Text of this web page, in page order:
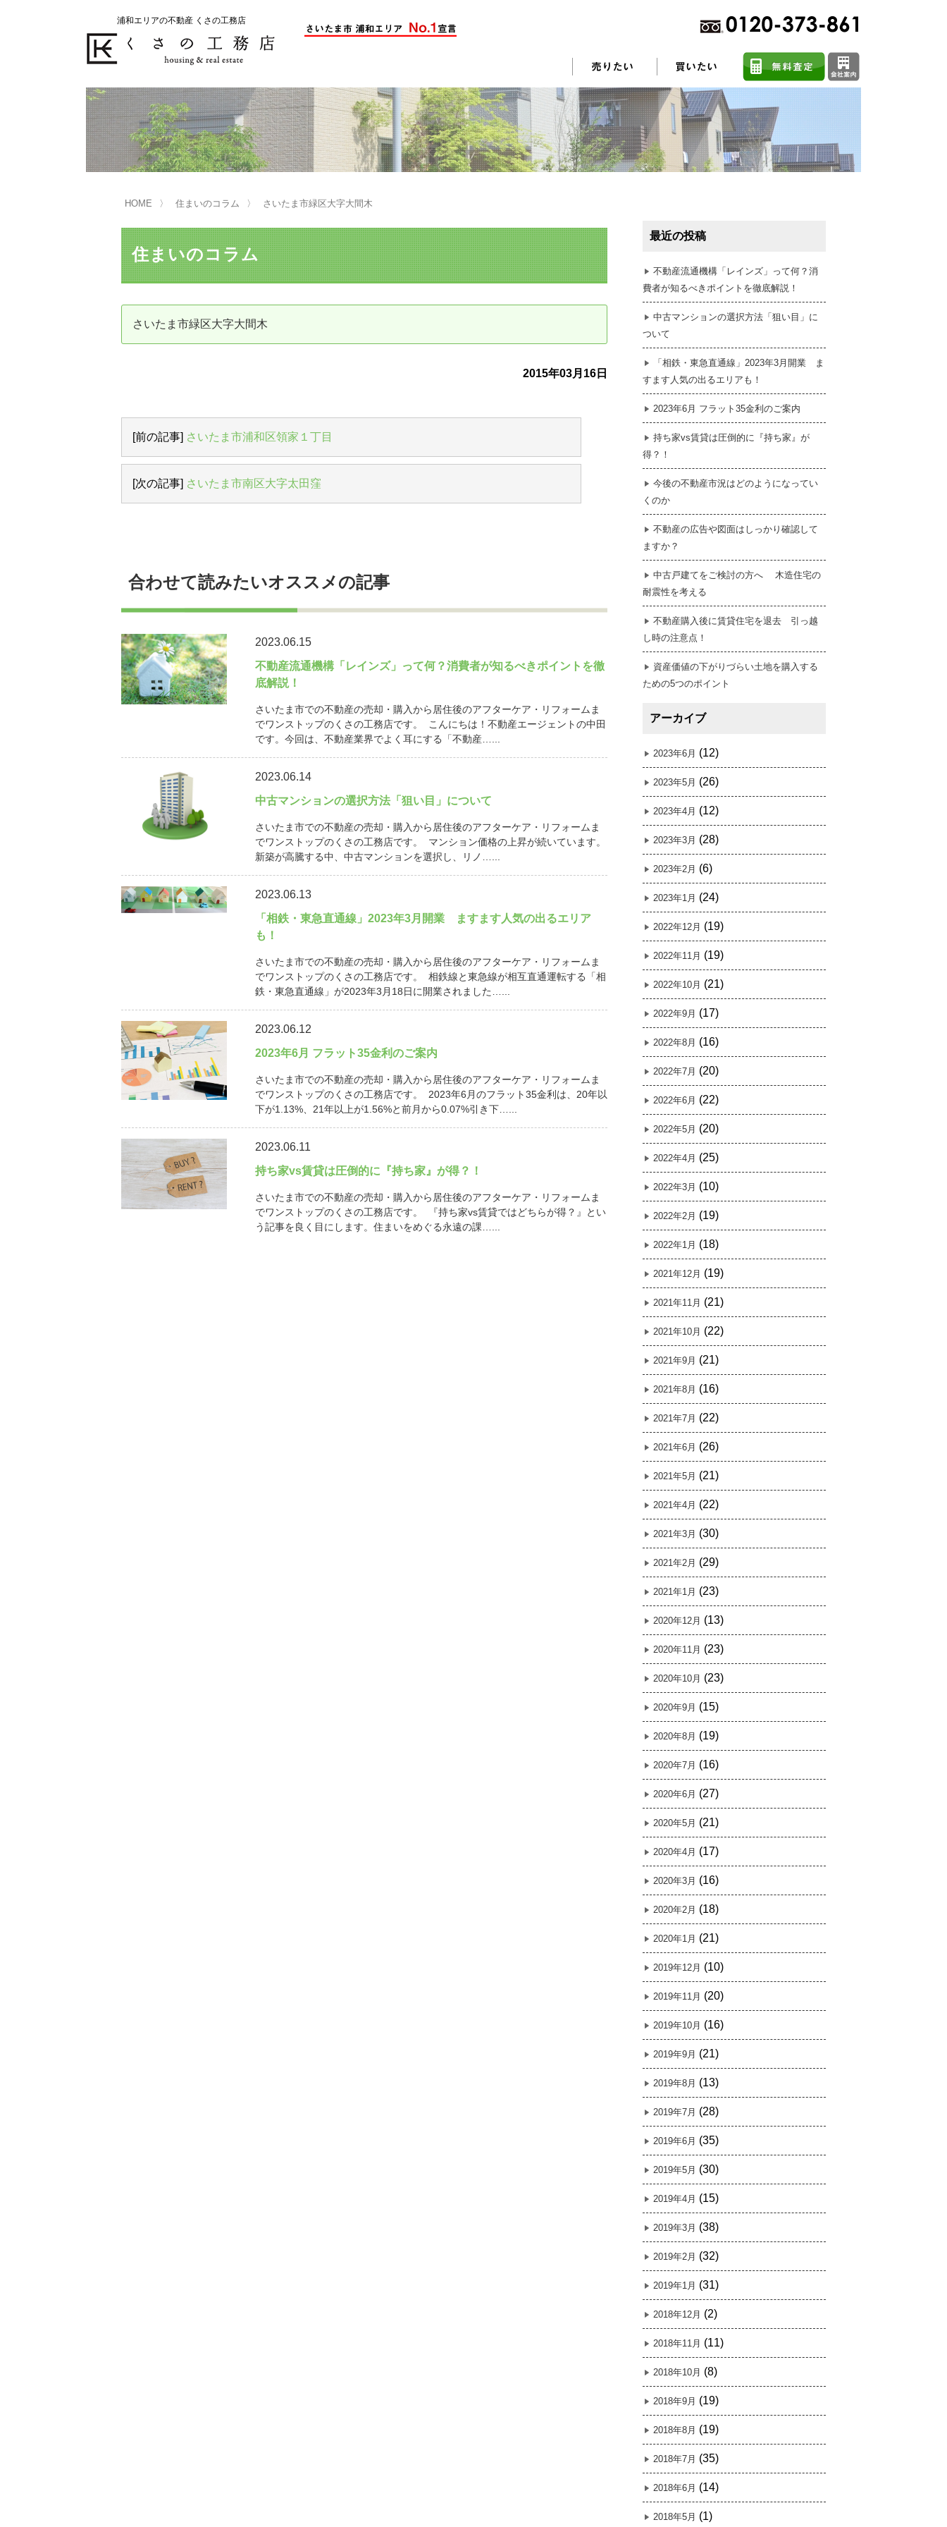
浦和エリアの不動産 くさの工務店
不動産の売却をお考えのお客様
くさの工務店が選ばれる理由 売却活動 売却されたお客様の声 不動産売却に関するよくある質問
買い替えサポート はじめての売却 不動産売却成功のコツ 任意売却
不動産の相続 売却前の修繕・リフォーム
売却の流れ（手順）
売買契約のご締結
不動産の購入をお考えのお客様
くさの工務店が選ばれる理由 購入されたお客様の声 不動産購入に関するよくある質問
住宅ローン控除・消費税について
リニュアル仲介とは
資産価値の減りにくい住宅購入 中古だから安心して購入できる仕組み リニュアル仲介で実現する豊かな暮らし はじめての物件探し
HOME 住まいのコラム さいたま市緑区大字大間木
住まいのコラム
さいたま市緑区大字大間木
2015年03月16日
[前の記事] さいたま市浦和区領家１丁目
[次の記事] さいたま市南区大字太田窪
合わせて読みたいオススメの記事
2023.06.15
不動産流通機構「レインズ」って何？消費者が知るべきポイントを徹
底解説！
さいたま市での不動産の売却・購入から居住後のアフターケア・リフォームま
でワンストップのくさの工務店です。 こんにちは！不動産エージェントの中田
です。今回は、不動産業界でよく耳にする「不動産…...
2023.06.14
中古マンションの選択方法「狙い目」について
さいたま市での不動産の売却・購入から居住後のアフターケア・リフォームま
でワンストップのくさの工務店です。 マンション価格の上昇が続いています。
新築が高騰する中、中古マンションを選択し、リノ…...
2023.06.13
「相鉄・東急直通線」2023年3月開業 ますます人気の出るエリア
も！
さいたま市での不動産の売却・購入から居住後のアフターケア・リフォームま
でワンストップのくさの工務店です。 相鉄線と東急線が相互直通運転する「相
鉄・東急直通線」が2023年3月18日に開業されました…...
2023.06.12
2023年6月 フラット35金利のご案内
さいたま市での不動産の売却・購入から居住後のアフターケア・リフォームま
でワンストップのくさの工務店です。 2023年6月のフラット35金利は、20年以
下が1.13%、21年以上が1.56%と前月から0.07%引き下…...
2023.06.11
持ち家vs賃貸は圧倒的に『持ち家』が得？！
さいたま市での不動産の売却・購入から居住後のアフターケア・リフォームま
でワンストップのくさの工務店です。 『持ち家vs賃貸ではどちらが得？』とい
う記事を良く目にします。住まいをめぐる永遠の課…...
最近の投稿
不動産流通機構「レインズ」って何？消
費者が知るべきポイントを徹底解説！
中古マンションの選択方法「狙い目」に
ついて
「相鉄・東急直通線」2023年3月開業 ま
すます人気の出るエリアも！
2023年6月 フラット35金利のご案内
持ち家vs賃貸は圧倒的に『持ち家』が
得？！
今後の不動産市況はどのようになってい
くのか
不動産の広告や図面はしっかり確認して
ますか？
中古戸建てをご検討の方へ 木造住宅の
耐震性を考える
不動産購入後に賃貸住宅を退去 引っ越
し時の注意点！
資産価値の下がりづらい土地を購入する
ための5つのポイント
アーカイブ
2023年6月 (12)
2023年5月 (26)
2023年4月 (12)
2023年3月 (28)
2023年2月 (6)
2023年1月 (24)
2022年12月 (19)
2022年11月 (19)
2022年10月 (21)
2022年9月 (17)
2022年8月 (16)
2022年7月 (20)
2022年6月 (22)
2022年5月 (20)
2022年4月 (25)
2022年3月 (10)
2022年2月 (19)
2022年1月 (18)
2021年12月 (19)
2021年11月 (21)
2021年10月 (22)
2021年9月 (21)
2021年8月 (16)
2021年7月 (22)
2021年6月 (26)
2021年5月 (21)
2021年4月 (22)
2021年3月 (30)
2021年2月 (29)
2021年1月 (23)
2020年12月 (13)
2020年11月 (23)
2020年10月 (23)
2020年9月 (15)
2020年8月 (19)
2020年7月 (16)
2020年6月 (27)
2020年5月 (21)
2020年4月 (17)
2020年3月 (16)
2020年2月 (18)
2020年1月 (21)
2019年12月 (10)
2019年11月 (20)
2019年10月 (16)
2019年9月 (21)
2019年8月 (13)
2019年7月 (28)
2019年6月 (35)
2019年5月 (30)
2019年4月 (15)
2019年3月 (38)
2019年2月 (32)
2019年1月 (31)
2018年12月 (2)
2018年11月 (11)
2018年10月 (8)
2018年9月 (19)
2018年8月 (19)
2018年7月 (35)
2018年6月 (14)
2018年5月 (1)